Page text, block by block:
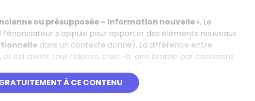
À CE CONTENU
ou présupposée – information nouvelle». Le
l’énonciateur s’appuie pour apporter des éléments nouveaux
dans un contexte donné). La différence entre
et est avant tout relative, c’est-à-dire établie par contraste